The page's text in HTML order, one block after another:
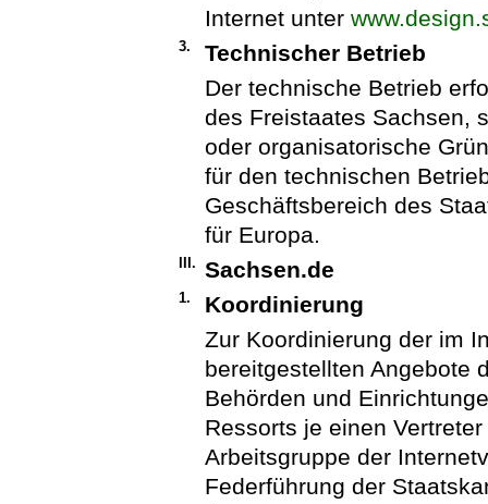
Internet unter
3.
Technischer Betrieb
Der technische Betrieb
des Freistaates Sachsen,
oder organisatorische
für den technischen
Geschäftsbereich des
für Europa.
III. Sachsen.de
1.
Koordinierung
Zur Koordinierung der im
bereitgestellten Angebote
Behörden und
Ressorts je einen
Arbeitsgruppe der
Federführung der